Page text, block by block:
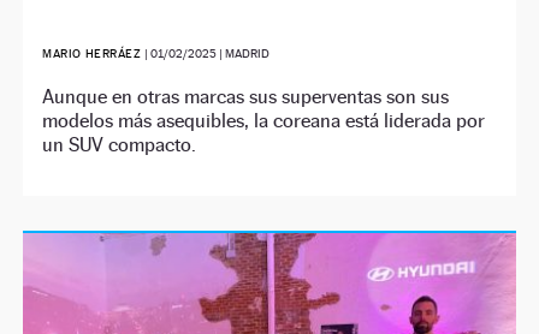
MARIO HERRÁEZ |01/02/2025 | MADRID
Aunque en otras marcas sus superventas son sus
modelos más asequibles, la coreana está liderada por
un SUV compacto.